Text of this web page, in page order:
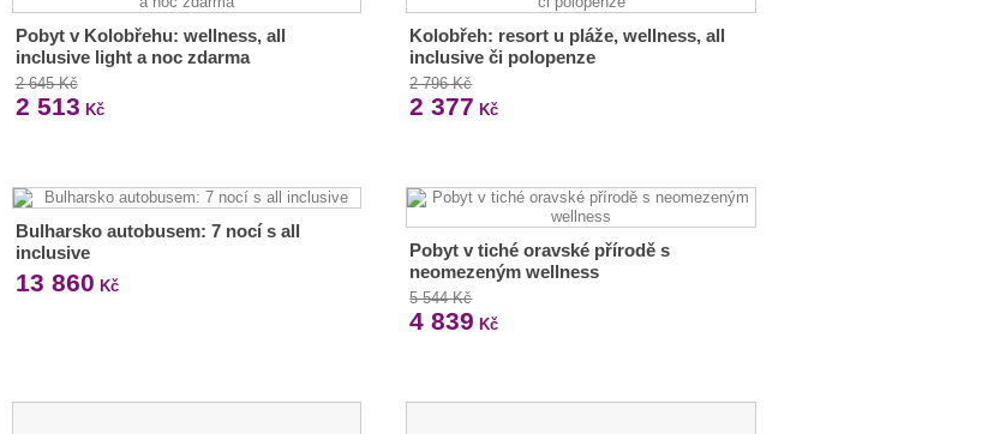
Pobyt v Kolobřehu: wellness, all
inclusive light a noc zdarma
2 645 Kč
2 513 Kč
Kolobřeh: resort u pláže, wellness, all
inclusive či polopenze
2 796 Kč
2 377 Kč
Bulharsko autobusem: 7 nocí s all
inclusive
13 860 Kč
Pobyt v tiché oravské přírodě s
neomezeným wellness
5 544 Kč
4 839 Kč